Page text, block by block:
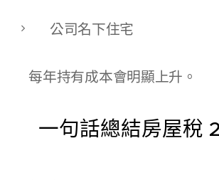
公司名下住宅
👉 每年持有成本會明顯上升。
一句話總結房屋稅